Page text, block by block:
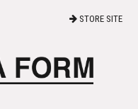
STORE SITE